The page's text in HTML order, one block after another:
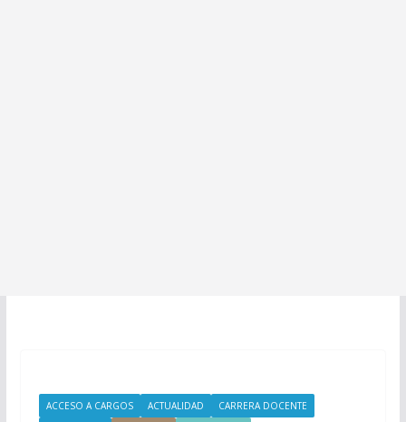
ACCESO A CARGOS ACTUALIDAD
CARRERA DOCENTE